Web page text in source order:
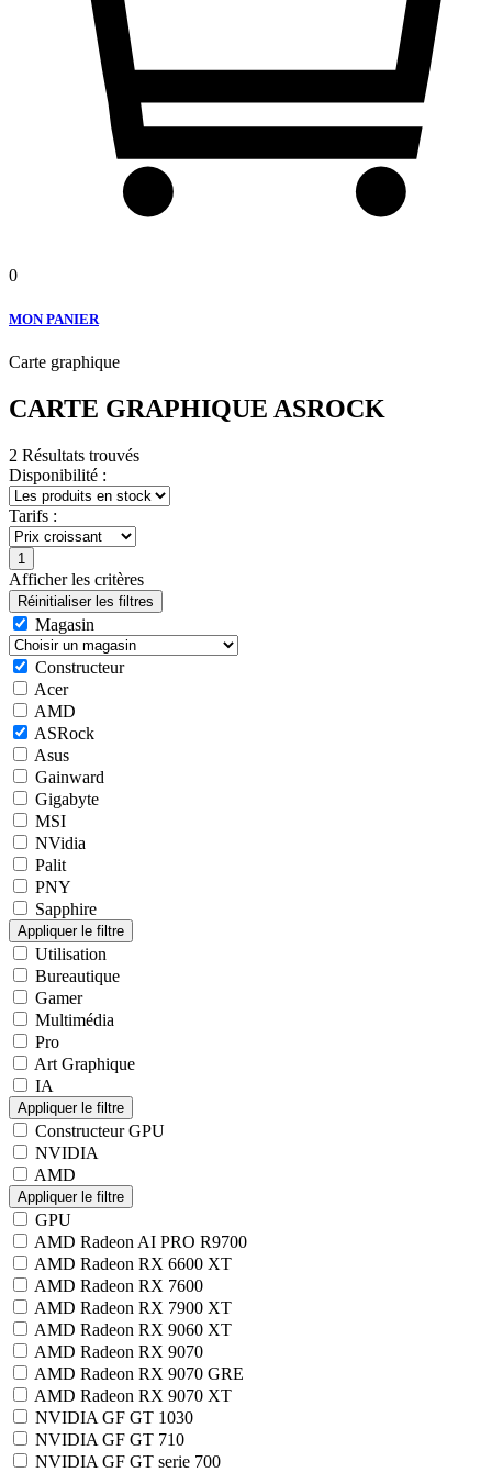
0
MON PANIER
Carte graphique
CARTE GRAPHIQUE ASROCK
2 Résultats trouvés
Disponibilité :
Tarifs :
Afficher les critères
Magasin
Constructeur
Acer
AMD
ASRock
Asus
Gainward
Gigabyte
MSI
NVidia
Palit
PNY
Sapphire
Utilisation
Bureautique
Gamer
Multimédia
Pro
Art Graphique
IA
Constructeur GPU
NVIDIA
AMD
GPU
AMD Radeon AI PRO R9700
AMD Radeon RX 6600 XT
AMD Radeon RX 7600
AMD Radeon RX 7900 XT
AMD Radeon RX 9060 XT
AMD Radeon RX 9070
AMD Radeon RX 9070 GRE
AMD Radeon RX 9070 XT
NVIDIA GF GT 1030
NVIDIA GF GT 710
NVIDIA GF GT serie 700